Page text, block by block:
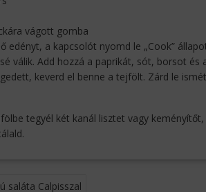
vágott gomba
edényt, a kapcsolót nyomd le „Cook”
válik. Add hozzá a paprikát, sót, borsot
keverd el benne a tejfölt. Zárd le
tegyél két kanál lisztet vagy
saláta Calpisszal